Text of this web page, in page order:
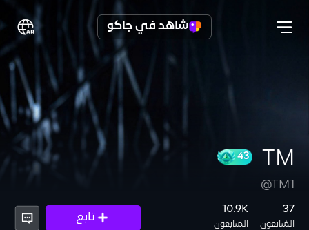
شاهد في جاكو
TM
43
@TM1
37
المُتابعون
10.9K
المتابعون
تابع